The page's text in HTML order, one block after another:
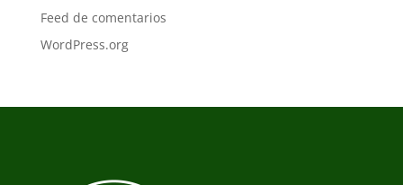
Feed de comentarios
WordPress.org